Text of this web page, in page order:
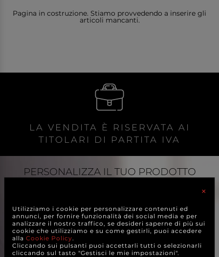
Pagina in costruzione. Stiamo provvedendo a inserire gli
articoli mancanti.
LA VENDITA È RISERVATA AI
TITOLARI DI PARTITA IVA
PERSONALIZZA IL TUO PRODOTTO
Scopri tutti i prodotti che puoi personalizzare con
SCOPRI DI PIÙ
×
Utilizziamo i cookie per personalizzare contenuti ed
annunci, per fornire funzionalità dei social media e per
analizzare il nostro traffico, se desideri saperne di più sui
cookie che utilizziamo e su come gestirli, puoi accedere
alla Cookie Policy.
Cliccando sui pulsanti puoi accettarli tutti o selezionarli
cliccando sul tasto "Gestisci le mie impostazioni".